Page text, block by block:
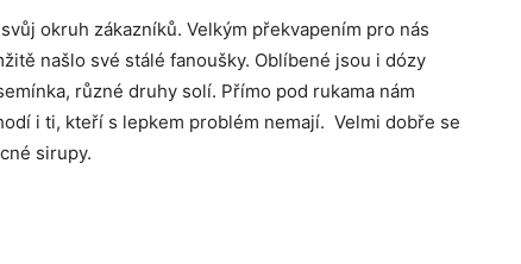
okruh zákazníků. Velkým překvapením pro nás
našlo své stálé fanoušky. Oblíbené jsou i dózy
různé druhy solí. Přímo pod rukama nám
i ti, kteří s lepkem problém nemají. Velmi dobře se
sirupy.